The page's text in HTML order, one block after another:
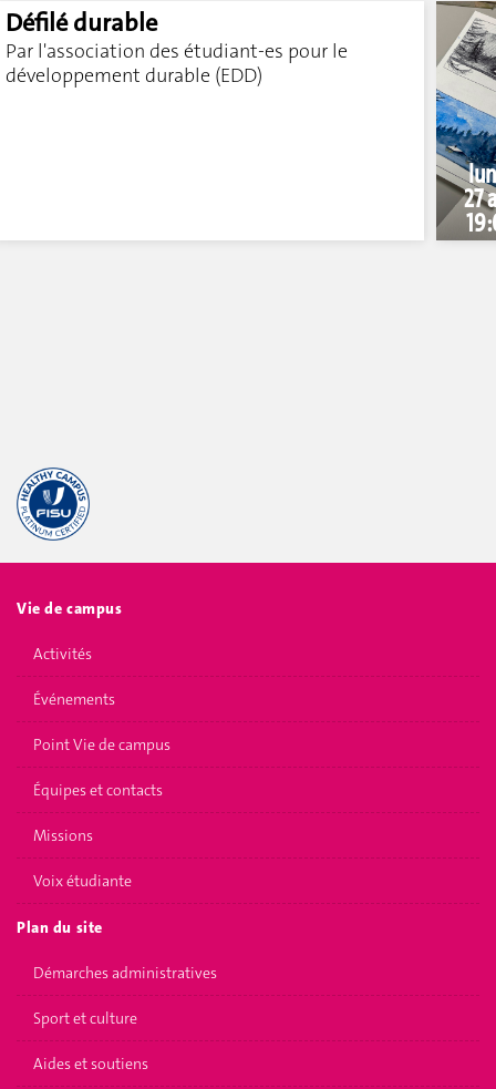
Défilé durable
Par l'association des étudiant-es pour le
développement durable (EDD)
27
Vie de campus
Activités
Événements
Point Vie de campus
Équipes et contacts
Missions
Voix étudiante
Plan du site
Démarches administratives
Sport et culture
Aides et soutiens